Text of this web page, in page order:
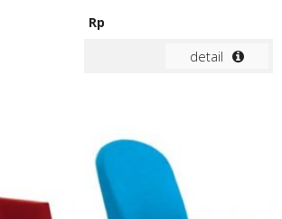
Rp
detail